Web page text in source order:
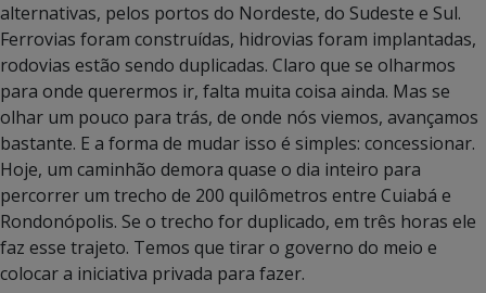
alternativas, pelos portos do Nordeste, do Sudeste e Sul.
Ferrovias foram construídas, hidrovias foram implantadas,
rodovias estão sendo duplicadas. Claro que se olharmos
para onde querermos ir, falta muita coisa ainda. Mas se
olhar um pouco para trás, de onde nós viemos, avançamos
bastante. E a forma de mudar isso é simples: concessionar.
Hoje, um caminhão demora quase o dia inteiro para
percorrer um trecho de 200 quilômetros entre Cuiabá e
Rondonópolis. Se o trecho for duplicado, em três horas ele
faz esse trajeto. Temos que tirar o governo do meio e
colocar a iniciativa privada para fazer.